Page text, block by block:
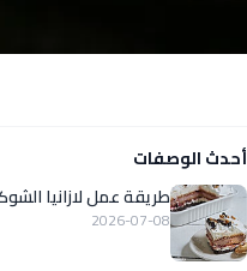
أحدث الوصفات
طريقة عمل لازانيا
2026-07-08